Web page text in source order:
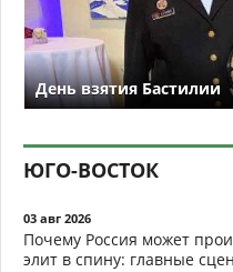
День взятия Бастилии
ЮГО-ВОСТОК
03 авг 2026
Почему Россия может
элит в спину: главные